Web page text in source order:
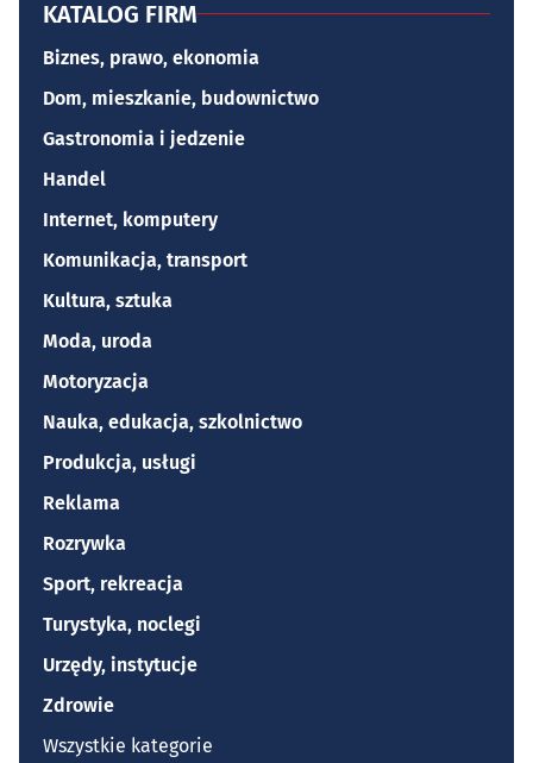
KATALOG FIRM
Biznes, prawo, ekonomia
Dom, mieszkanie, budownictwo
Gastronomia i jedzenie
Handel
Internet, komputery
Komunikacja, transport
Kultura, sztuka
Moda, uroda
Motoryzacja
Nauka, edukacja, szkolnictwo
Produkcja, usługi
Reklama
Rozrywka
Sport, rekreacja
Turystyka, noclegi
Urzędy, instytucje
Zdrowie
Wszystkie kategorie